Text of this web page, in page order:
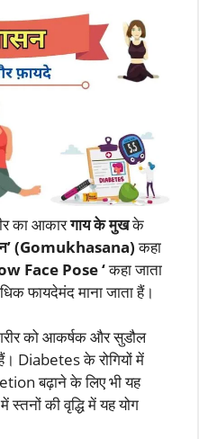
का आकारगाय के मुखके
(Gomukhasana)कहा
Face Pose ‘कहा जाता
फायदेमंद माना जाता हैं।
को आकर्षक और सुडौल
Diabetes के रोगियों में
बढ़ाने के लिए भी यह
की वृद्धि में यह योग